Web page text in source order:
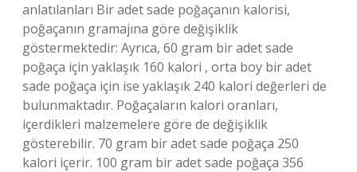
anlatılanları Bir adet sade poğaçanın kalorisi,
poğaçanın gramajına göre değişiklik
göstermektedir: Ayrıca, 60 gram bir adet sade
poğaça için yaklaşık 160 kalori , orta boy bir adet
sade poğaça için ise yaklaşık 240 kalori değerleri de
bulunmaktadır. Poğaçaların kalori oranları,
içerdikleri malzemelere göre de değişiklik
gösterebilir. 70 gram bir adet sade poğaça 250
kalori içerir. 100 gram bir adet sade poğaça 356